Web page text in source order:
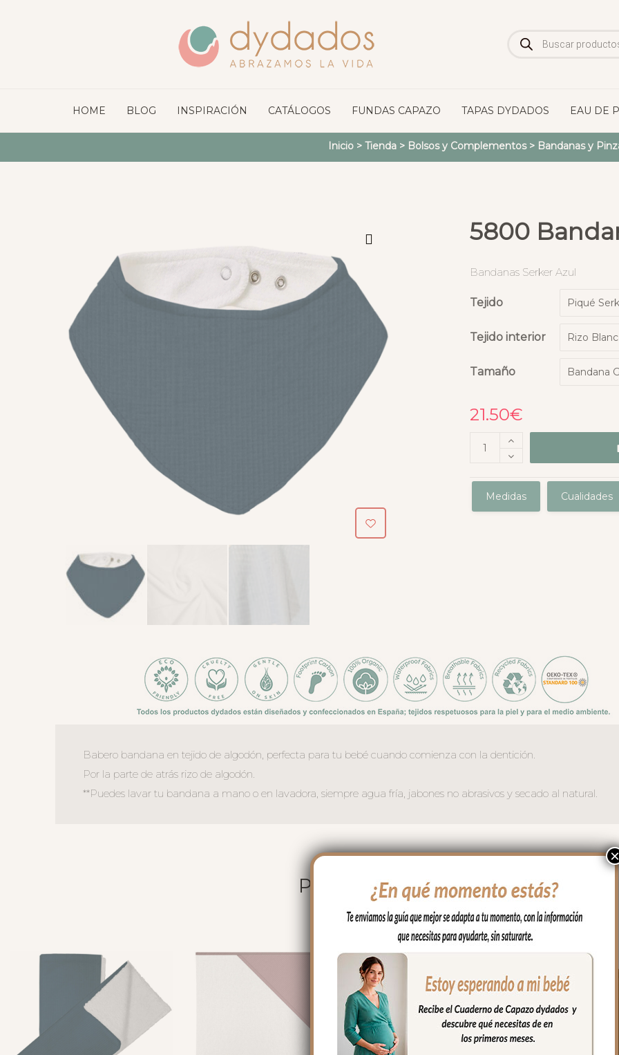
de
productos
HOME BLOG INSPIRACIÓN CATÁLOGOS FUNDAS CAPAZO TAPAS DYDADOS EAU DE
Inicio> Tienda> Bolsos y Complementos> Bandanas y
5800
Bandanas Serker Azul
Tejido
Tejido interior
Tamaño
21.50€
Medidas Cualidades
Babero bandana en tejido de algodón, perfecta para tu bebé cuando comienza con la dentición.
Por la parte de atrás rizo de algodón.
**Puedes lavar tu bandana a mano o en lavadora, siempre agua fría, jabones no abrasivos y secado al natural.
PRODUCTOS RELACIONADOS
×